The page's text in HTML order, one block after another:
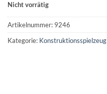
Nicht vorrätig
Artikelnummer: 9246
Kategorie: Konstruktionsspielzeug